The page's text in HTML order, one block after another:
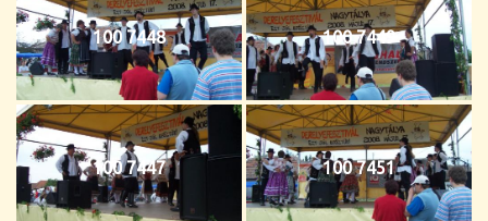
100 7448 100 7449
100 7447 100 7451